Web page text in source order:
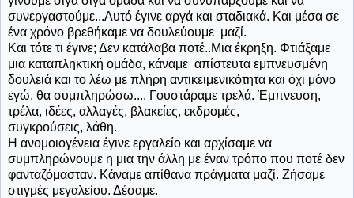
συνεργαστούμε...Αυτό έγινε αργά και σταδιακά. Και μέσα σε
ένα χρόνο βρεθήκαμε να δουλεύουμε μαζί.
Και τότε τι έγινε; Δεν κατάλαβα ποτέ..Μια έκρηξη. Φτιάξαμε
μια καταπληκτική ομάδα, κάναμε απίστευτα εμπνευσμένη
δουλειά και το λέω με πλήρη αντικειμενικότητα και όχι μόνο
εγώ, θα συμπληρώσω.... Γουστάραμε τρελά. Έμπνευση,
τρέλα, ιδέες, αλλαγές, βλακείες, εκδρομές,
συγκρούσεις, λάθη.
Η ανομοιογένεια έγινε εργαλείο και αρχίσαμε να
συμπληρώνουμε η μια την άλλη με έναν τρόπο που ποτέ δεν
φανταζόμασταν. Κάναμε απίθανα πράγματα μαζί. Ζήσαμε
στιγμές μεγαλείου. Δέσαμε.